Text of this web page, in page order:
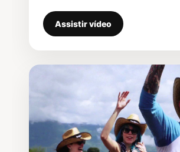
Assistir vídeo